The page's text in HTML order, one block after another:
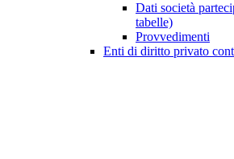
Dati società
tabelle)
Provvedimenti
Enti di diritto privato